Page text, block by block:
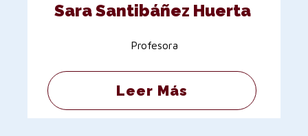
Sara Santibáñez Huerta
Profesora
Leer Más